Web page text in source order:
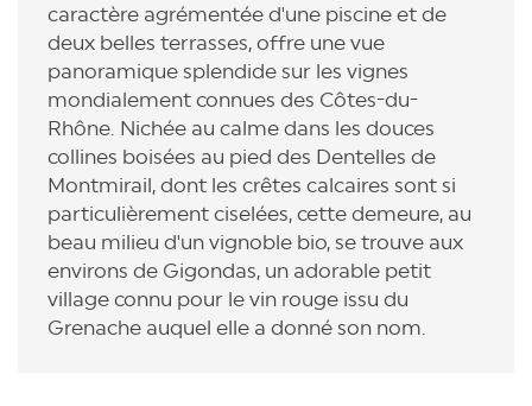
caractère agrémentée d'une piscine et de
deux belles terrasses, offre une vue
panoramique splendide sur les vignes
mondialement connues des Côtes-du-
Rhône. Nichée au calme dans les douces
collines boisées au pied des Dentelles de
Montmirail, dont les crêtes calcaires sont si
particulièrement ciselées, cette demeure, au
beau milieu d'un vignoble bio, se trouve aux
environs de Gigondas, un adorable petit
village connu pour le vin rouge issu du
Grenache auquel elle a donné son nom.